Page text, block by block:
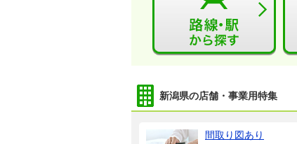
新潟県の店舗・事業用特集
間取り図あり